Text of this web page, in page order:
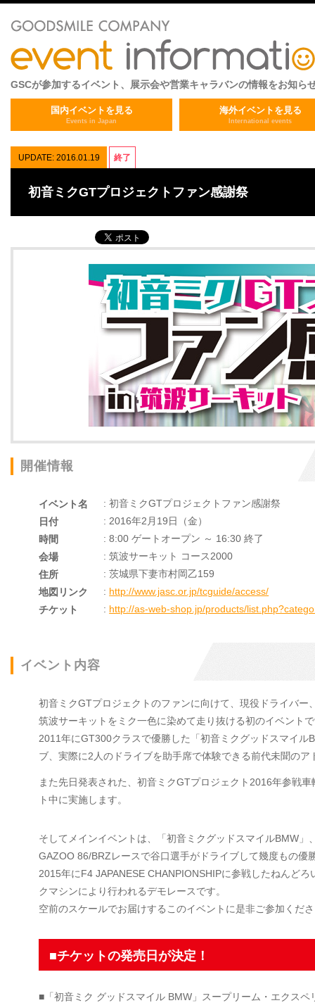
GSCが参加するイベント、展示会や営業キャラバンの情報をお知ら
国内イベントを見る
Events in Japan
海外イベントを見る
International events
UPDATE: 2016.01.19 終了
初音ミクGTプロジェクトファン感謝祭
開催情報
イベント名
: 初音ミクGTプロジェクトファン感謝祭
日付
: 2016年2月19日（金）
時間
: 8:00 ゲートオープン ～ 16:30 終了
会場
: 筑波サーキット コース2000
住所
: 茨城県下妻市村岡乙159
地図リンク
: http://www.jasc.or.jp/tcguide/access/
チケット
: http://as-web-shop.jp/products/
イベント内容
初音ミクGTプロジェクトのファンに向けて、現役ドライバ
筑波サーキットをミク一色に染めて走り抜ける初のイベント
2011年にGT300クラスで優勝した「初音ミクグッドスマイ
ブ、実際に2人のドライブを助手席で体験できる前代未聞のア
また先日発表された、初音ミクGTプロジェクト2016年参戦
ト中に実施します。
そしてメインイベントは、「初音ミクグッドスマイルBMW
GAZOO 86/BRZレースで谷口選手がドライブして幾度もの
2015年にF4 JAPANESE CHANPIONSHIPに参戦したねんど
クマシンにより行われるデモレースです。
空前のスケールでお届けするこのイベントに是非ご参加くだ
■チケットの発売日が決定！
■「初音ミク グッドスマイル BMW」スープリーム・エクスペ